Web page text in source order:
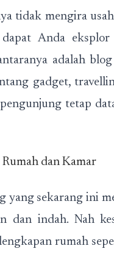
tidak mengira
Anda
adalah
gadget,
tetap
dan Kamar
yang sekarang ini
dan indah. Nah
rumah